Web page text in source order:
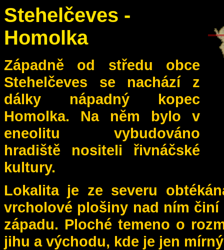
Stehelčeves -
Homolka
Západně od středu obce
Stehelčeves se nachází z
dálky nápadný kopec
Homolka. Na něm bylo v
eneolitu vybudováno
hradiště nositeli řivnáčské
kultury.
Lokalita je ze severu
vrcholové plošiny nad ním činí
západu. Ploché temeno o
jihu a východu, kde je jen